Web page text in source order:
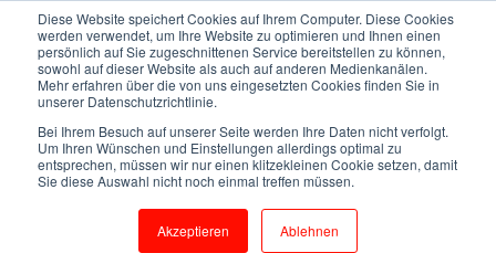
Diese Website speichert Cookies auf Ihrem Computer. Diese Cookies
werden verwendet, um Ihre Website zu optimieren und Ihnen einen
persönlich auf Sie zugeschnittenen Service bereitstellen zu können,
sowohl auf dieser Website als auch auf anderen Medienkanälen.
Mehr erfahren über die von uns eingesetzten Cookies finden Sie in
unserer Datenschutzrichtlinie.
Bei Ihrem Besuch auf unserer Seite werden Ihre Daten nicht verfolgt.
Um Ihren Wünschen und Einstellungen allerdings optimal zu
entsprechen, müssen wir nur einen klitzekleinen Cookie setzen, damit
Sie diese Auswahl nicht noch einmal treffen müssen.
Akzeptieren Ablehnen